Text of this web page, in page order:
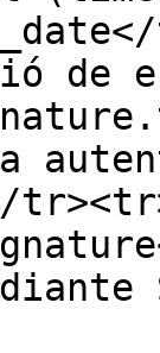
de